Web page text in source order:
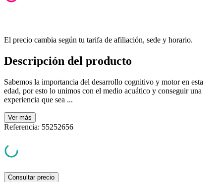
El precio cambia según tu tarifa de afiliación, sede y horario.
Descripción del producto
Sabemos la importancia del desarrollo cognitivo y motor en esta
edad, por esto lo unimos con el medio acuático y conseguir una
experiencia que sea ...
Ver más
Referencia: 55252656
Consultar precio